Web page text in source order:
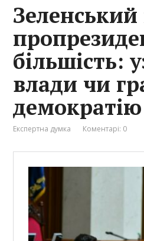
Зеленський
більшість:
влади чи
демократію
Експертна думка Коментарі: 0